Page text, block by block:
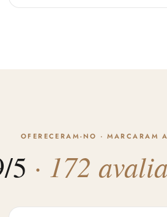
OFERECERAM-NO · MARCARAM
5 · 172